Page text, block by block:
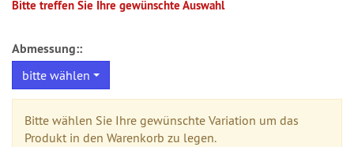
Bitte treffen Sie Ihre gewünschte Auswahl
Abmessung::
bitte wählen
Bitte wählen Sie Ihre gewünschte Variation um das
Produkt in den Warenkorb zu legen.